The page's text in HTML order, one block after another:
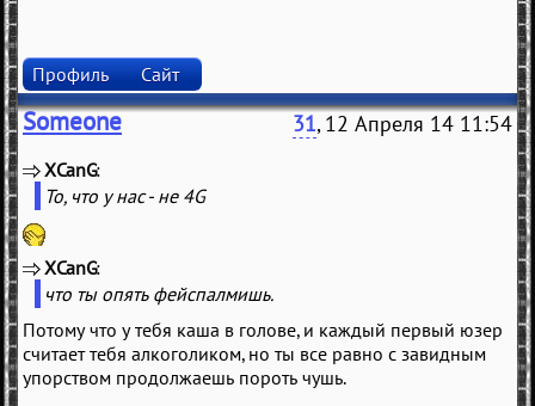
Профиль Сайт
Someone 31, 12 Апреля 14 11:54
XCanG
То, что у нас - не 4G
XCanG
что ты опять фейспалмишь.
Потому что у тебя каша в голове, и каждый первый юзер
считает тебя алкоголиком, но ты все равно с завидным
упорством продолжаешь пороть чушь.